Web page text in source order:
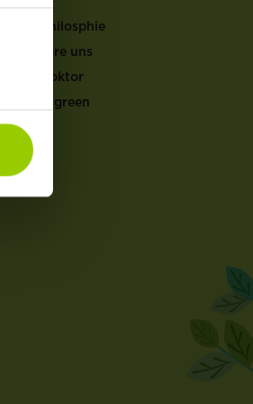
Unsere Philosphie
Kontaktiere uns
Garten Doktor
Mein Evergreen